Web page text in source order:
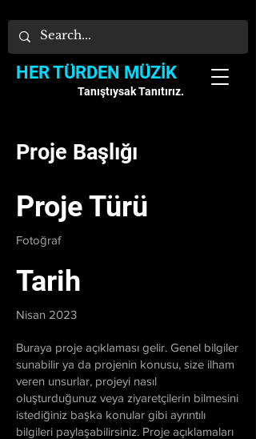
HER TÜRDEN MÜZİK
Tanıştıysak Tanıtırız.
Proje Başlığı
Proje Türü
Fotoğraf
Tarih
Nisan 2023
Buraya proje açıklaması gelir. Genel bilgiler
sunabilir ya da projenin konusu, size ilham
veren unsurlar, projeyi nasıl
oluşturduğunuz veya ziyaretçilerin bilmesini
istediğiniz başka konular gibi ayrıntılı
bilgileri paylaşabilirsiniz. Proje açıklamaları